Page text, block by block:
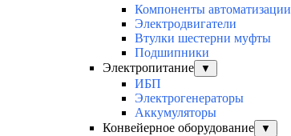
Компоненты автоматизации
Электродвигатели
Втулки шестерни муфты
Подшипники
Электропитание
▼
ИБП
Электрогенераторы
Аккумуляторы
Конвейерное оборудование
▼